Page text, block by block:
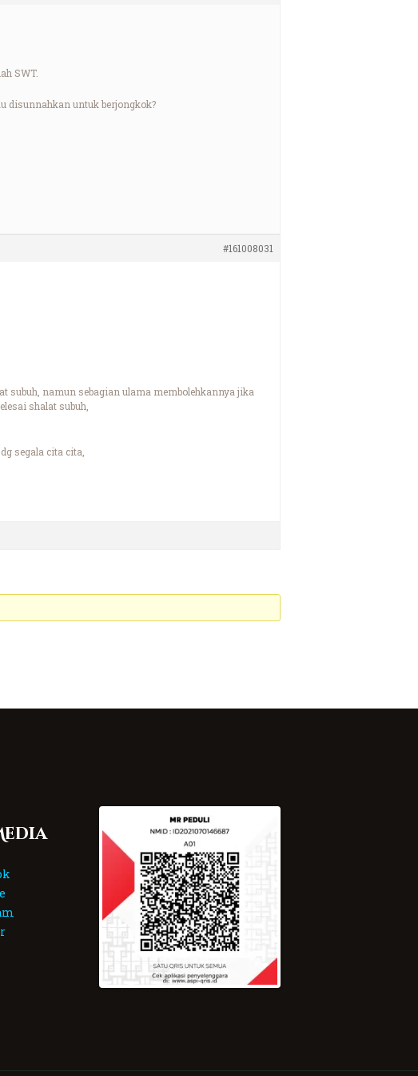
SWT.
disunnahkan untuk berjongkok?
#161008031
subuh, namun sebagian ulama membolehkannya jika
shalat subuh,
segala cita cita,